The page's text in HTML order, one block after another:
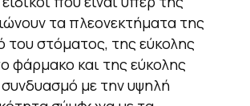
τα πλεονεκτήματα της
του στόματος, της εύκολης
φάρμακο και της εύκολης
με την υψηλή